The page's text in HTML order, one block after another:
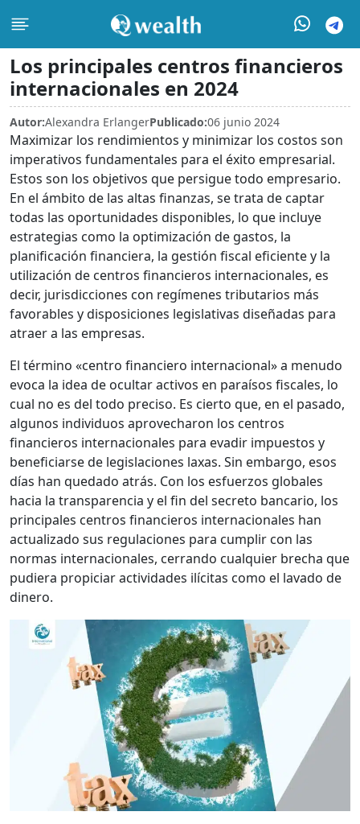
Los principales centros financieros
internacionales en 2024
Autor:Alexandra ErlangerPublicado:06 junio 2024
Maximizar los rendimientos y minimizar los costos son
imperativos fundamentales para el éxito empresarial.
Estos son los objetivos que persigue todo empresario.
En el ámbito de las altas finanzas, se trata de captar
todas las oportunidades disponibles, lo que incluye
estrategias como la optimización de gastos, la
planificación financiera, la gestión fiscal eficiente y la
utilización de centros financieros internacionales, es
decir, jurisdicciones con regímenes tributarios más
favorables y disposiciones legislativas diseñadas para
atraer a las empresas.
El término «centro financiero internacional» a menudo
evoca la idea de ocultar activos en paraísos fiscales, lo
cual no es del todo preciso. Es cierto que, en el pasado,
algunos individuos aprovecharon los centros
financieros internacionales para evadir impuestos y
beneficiarse de legislaciones laxas. Sin embargo, esos
días han quedado atrás. Con los esfuerzos globales
hacia la transparencia y el fin del secreto bancario, los
principales centros financieros internacionales han
actualizado sus regulaciones para cumplir con las
normas internacionales, cerrando cualquier brecha que
pudiera propiciar actividades ilícitas como el lavado de
dinero.